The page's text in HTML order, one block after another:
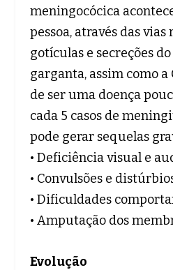
meningocócica
pessoa, através das
gotículas e secreções
garganta, assim como a
de ser uma doença
cada 5 casos de
pode gerar sequelas
• Deficiência visual e
• Convulsões e
• Dificuldades
• Amputação dos
Evolução